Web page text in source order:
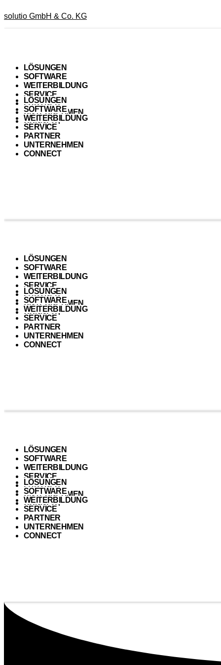
solutio GmbH & Co. KG
LÖSUNGEN
SOFTWARE
WEITERBILDUNG
SERVICE
PARTNER
UNTERNEHMEN
CONNECT
LÖSUNGEN
SOFTWARE
WEITERBILDUNG
SERVICE
PARTNER
UNTERNEHMEN
CONNECT
LÖSUNGEN
SOFTWARE
WEITERBILDUNG
SERVICE
PARTNER
UNTERNEHMEN
CONNECT
LÖSUNGEN
SOFTWARE
WEITERBILDUNG
SERVICE
PARTNER
UNTERNEHMEN
CONNECT
LÖSUNGEN
SOFTWARE
WEITERBILDUNG
SERVICE
PARTNER
UNTERNEHMEN
CONNECT
LÖSUNGEN
SOFTWARE
WEITERBILDUNG
SERVICE
PARTNER
UNTERNEHMEN
CONNECT